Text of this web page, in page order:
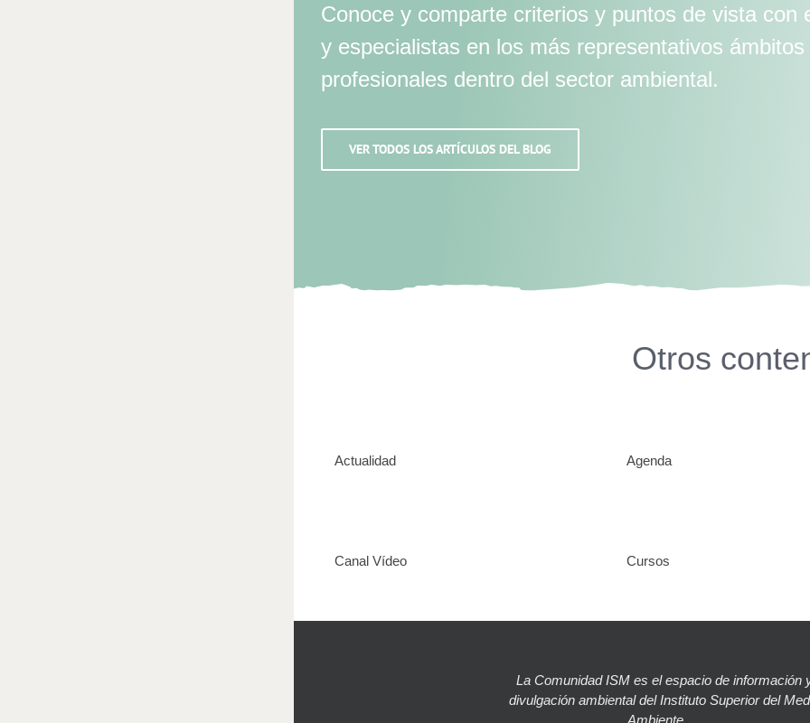
Conoce y comparte criterios y puntos de vista con
y especialistas en los más representativos ámbitos
profesionales dentro del sector ambiental.
VER TODOS LOS ARTÍCULOS DEL BLOG
Otros
Actualidad Agenda
Canal Vídeo Cursos
La Comunidad ISM es el espacio de información
divulgación ambiental del Instituto Superior del
Ambiente….